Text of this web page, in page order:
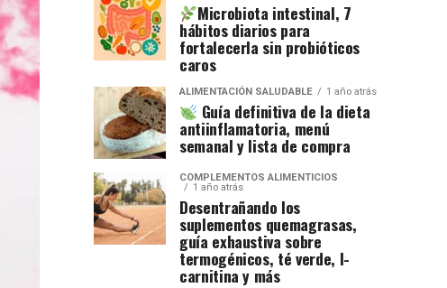
Microbiota intestinal, 7
hábitos diarios para
fortalecerla sin probióticos
caros
ALIMENTACIÓN SALUDABLE 1 año atrás
Guía definitiva de la dieta
antiinflamatoria, menú
semanal y lista de compra
COMPLEMENTOS ALIMENTICIOS
1 año atrás
Desentrañando los
suplementos quemagrasas,
guía exhaustiva sobre
termogénicos, té verde, l-
carnitina y más